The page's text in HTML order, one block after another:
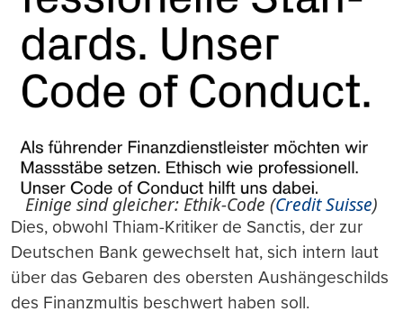
Einige sind gleicher: Ethik-Code (Credit Suisse)
Dies, obwohl Thiam-Kritiker de Sanctis, der zur
Deutschen Bank gewechselt hat, sich intern laut
über das Gebaren des obersten Aushängeschilds
des Finanzmultis beschwert haben soll.